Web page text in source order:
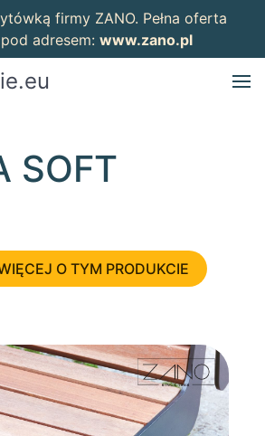
firmy ZANO. Pełna oferta
adresem: www.zano.pl
SOFT
O TYM PRODUKCIE